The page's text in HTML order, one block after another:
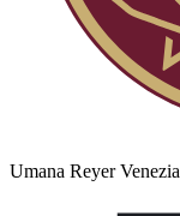
Umana Reyer Venezia